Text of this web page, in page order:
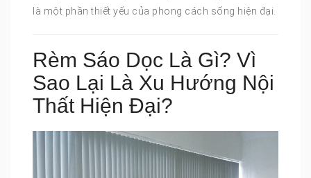
là một phần thiết yếu của phong cách sống hiện đại.
Rèm Sáo Dọc Là Gì? Vì
Sao Lại Là Xu Hướng Nội
Thất Hiện Đại?